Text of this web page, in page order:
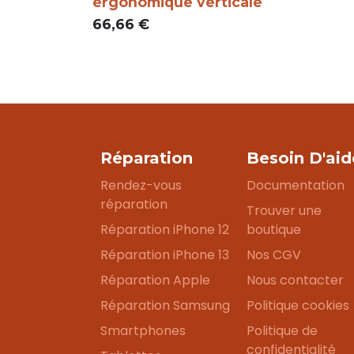
66,66 €
Réparation
Rendez-vous
réparation
Réparation iPhone 12
Réparation iPhone 13
Réparation Apple
Réparation Samsung
Smartphones
Besoin
Documentation
Trouver une
boutique
Nos CGV
Nous contacter
Politique cookies
Politique de
confidentialité